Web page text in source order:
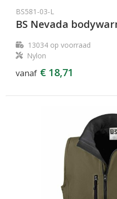
BS581-03-L
BS Nevada
13034op voorraad
Nylon
vanaf € 18,71